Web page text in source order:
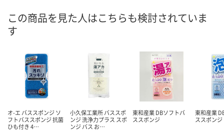
この商品を見た人はこちらも検討されていま
す
オ-エ バススポンジ ソ
フトバススポンジ 抗菌
ひも付き 4…
小久保工業所 バススポ
ンジ 洗浄力プラス スポ
ンジ バス お…
東和産業 DBソフトバ
ススポンジ
東和産業
ススポンジ